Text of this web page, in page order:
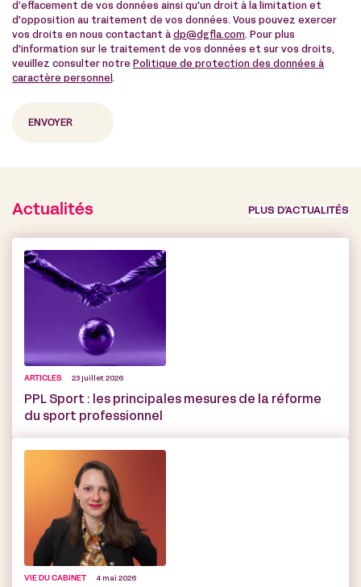
d’effacement de vos données ainsi qu'un droit à la limitation et
d'opposition au traitement de vos données. Vous pouvez exercer
vos droits en nous contactant à dp@dgfla.com. Pour plus
d'information sur le traitement de vos données et sur vos droits,
veuillez consulter notre Politique de protection des données à
caractère personnel .
Actualités PLUS D’ACTUALITÉS
ARTICLES 23 juillet 2026
PPL Sport : les principales mesures de la réforme
du sport professionnel
VIE DU CABINET 4 mai 2026